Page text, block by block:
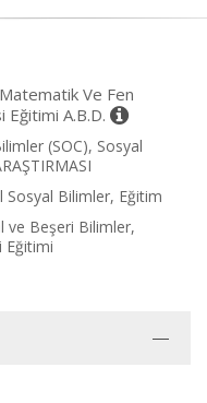
Ve Fen
Eğitimi A.B.D.
(SOC), Sosyal
Sosyal Bilimler, Eğitim
ve Beşeri Bilimler,
Eğitimi